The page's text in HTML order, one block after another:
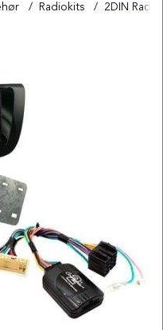
Radiokits 2DIN